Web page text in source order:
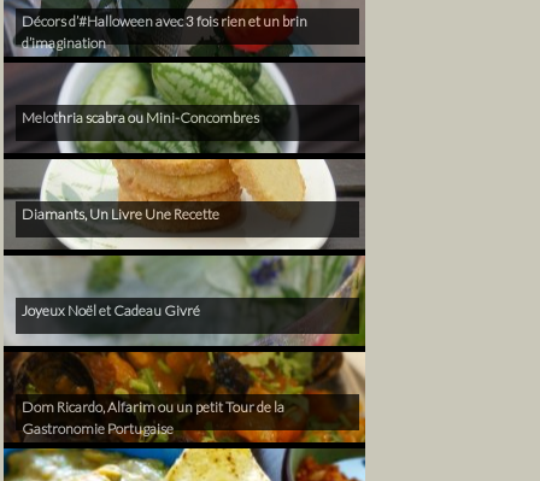
Décors d’#Halloween avec 3 fois rien et un brin
d’imagination
Melothria scabra ou Mini-Concombres
Diamants, Un Livre Une Recette
Joyeux Noël et Cadeau Givré
Dom Ricardo, Alfarim ou un petit Tour de la
Gastronomie Portugaise